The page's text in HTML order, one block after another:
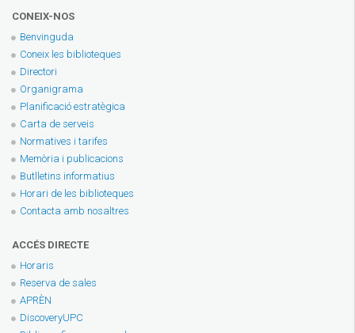
CONEIX-NOS
Benvinguda
Coneix les biblioteques
Directori
Organigrama
Planificació estratègica
Carta de serveis
Normatives i tarifes
Memòria i publicacions
Butlletins informatius
Horari de les biblioteques
Contacta amb nosaltres
ACCÉS DIRECTE
Horaris
Reserva de sales
APRÈN
DiscoveryUPC